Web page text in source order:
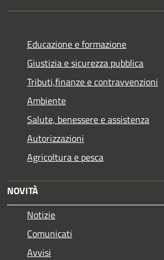
Educazione e formazione
Giustizia e sicurezza pubblica
Tributi,finanze e contravvenzioni
Ambiente
Salute, benessere e assistenza
Autorizzazioni
Agricoltura e pesca
NOVITÀ
Notizie
Comunicati
Avvisi